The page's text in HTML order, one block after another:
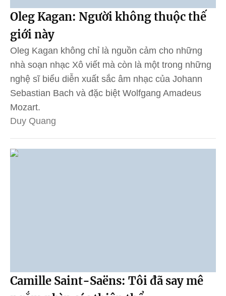
Oleg Kagan: Người không thuộc thế
giới này
Oleg Kagan không chỉ là nguồn cảm cho những
nhà soạn nhạc Xô viết mà còn là một trong những
nghệ sĩ biểu diễn xuất sắc âm nhạc của Johann
Sebastian Bach và đặc biệt Wolfgang Amadeus
Mozart.
Duy Quang
Camille Saint-Saëns: Tôi đã say mê